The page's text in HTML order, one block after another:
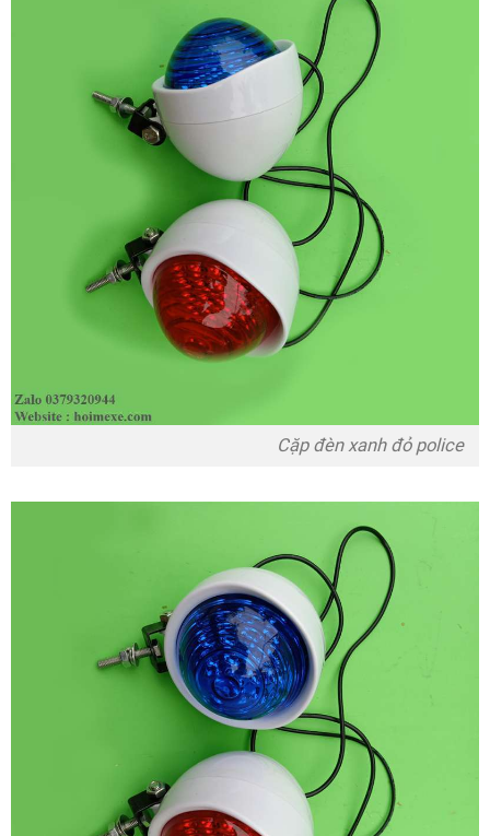
Cặp đèn xanh đỏ police